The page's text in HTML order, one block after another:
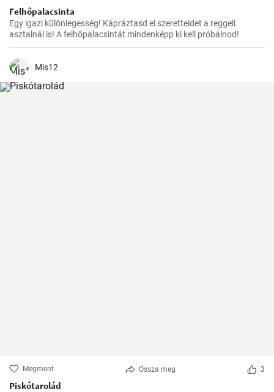
Felhőpalacsinta
Egy igazi különlegesség! Kápráztasd el szeretteidet a reggeli
asztalnál is! A felhőpalacsintát mindenképp ki kell próbálnod!
Mis12
Megment Ossza meg 3
Piskótarolád